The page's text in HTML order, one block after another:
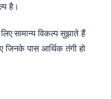
है।
सामान्य विकल्प सुझाते हैं
जिनके पास आर्थिक तंगी हो